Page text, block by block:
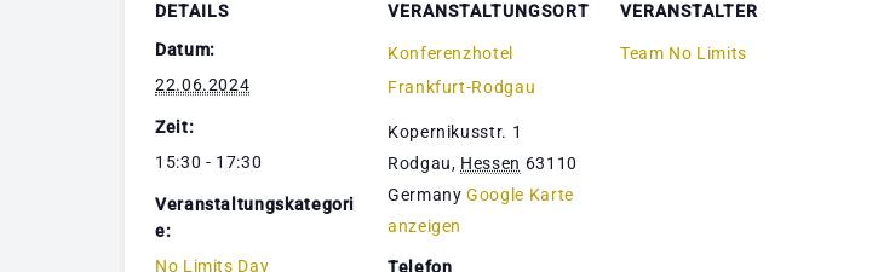
DETAILS
Datum:
22.06.2024
Zeit:
15:30 - 17:30
Veranstaltungskategori
e:
No Limits Day
VERANSTALTUNGSORT
Konferenzhotel
Frankfurt-Rodgau
Kopernikusstr. 1
Rodgau, Hessen 63110
Germany Google Karte
anzeigen
Telefon
VERANSTALTER
Team No Limits